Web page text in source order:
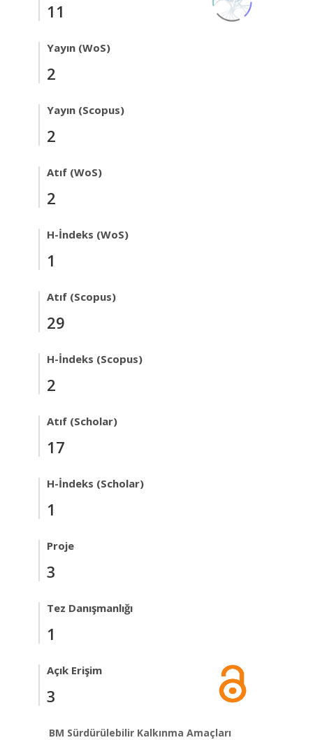
11
Yayın (WoS)
2
Yayın (Scopus)
2
Atıf (WoS)
2
H-İndeks (WoS)
1
Atıf (Scopus)
29
H-İndeks (Scopus)
2
Atıf (Scholar)
17
H-İndeks (Scholar)
1
Proje
3
Tez Danışmanlığı
1
Açık Erişim
3
BM Sürdürülebilir Kalkınma Amaçları